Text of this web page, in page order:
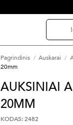
Pagrindinis Auskarai
20mm
AUKSINIAI
20MM
KODAS: 2482